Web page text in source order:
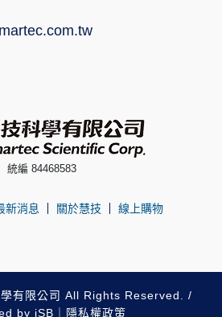
統編 84468583
新消息 關於慧技 線上購物
有限公司 All Rights Reserved. /
by iSB 隱私權政策